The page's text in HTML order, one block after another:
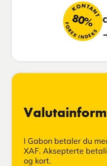
KONTANT
80%
FOREX INDEKS
I Gabon betaler du
XAF. Aksepterte
og kort.